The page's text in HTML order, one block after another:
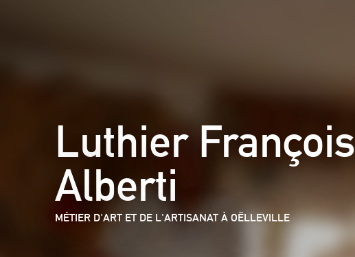
Luthier François
Alberti
MÉTIER D'ART ET DE L'ARTISANAT À OËLLEVILLE